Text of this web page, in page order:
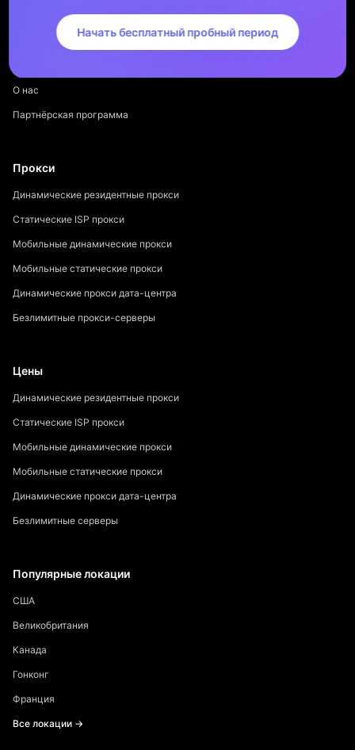
Начать бесплатный пробный период
О нас
Партнёрская программа
Прокси
Динамические резидентные прокси
Статические ISP прокси
Мобильные динамические прокси
Мобильные статические прокси
Динамические прокси дата-центра
Безлимитные прокси-серверы
Цены
Динамические резидентные прокси
Статические ISP прокси
Мобильные динамические прокси
Мобильные статические прокси
Динамические прокси дата-центра
Безлимитные серверы
Популярные локации
США
Великобритания
Канада
Гонконг
Франция
Все локации →